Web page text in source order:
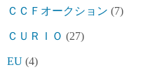
ＣＣＦオークション (7)
ＣＵＲＩＯ (27)
EU (4)